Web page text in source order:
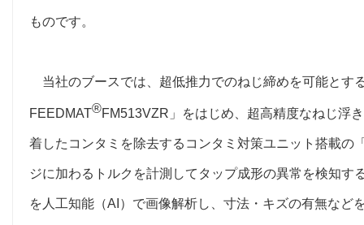
ものです。
当社のブースでは、超低推力でのねじ締めを可能とす
FEEDMAT®FM513VZR」をはじめ、超高精度なねじ浮
着したコンタミを除去するコンタミ対策ユニット搭載の
ジに加わるトルクを計測してタップ成形の異常を検知す
を人工知能（AI）で画像解析し、寸法・キズの有無など